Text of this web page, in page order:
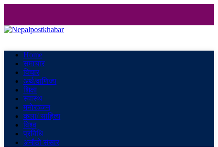
Home
समाचार
विचार
अर्थ/वाणिज्य
शिक्षा
स्वास्थ
मनाेरञ्जन
कला/ साहित्य
विश्व
प्रविधि
अनौठो संसार